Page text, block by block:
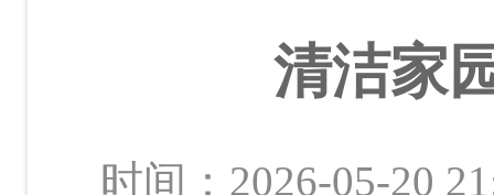
清洁家
时间：2026-05-20